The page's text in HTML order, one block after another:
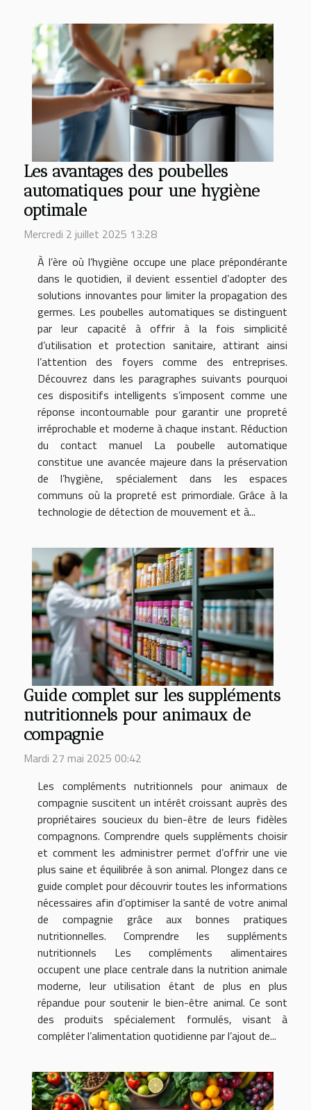
Les avantages des poubelles
automatiques pour une hygiène
optimale
Mercredi 2 juillet 2025 13:28
À l’ère où l’hygiène occupe une place prépondérante
dans le quotidien, il devient essentiel d’adopter des
solutions innovantes pour limiter la propagation des
germes. Les poubelles automatiques se distinguent
par leur capacité à offrir à la fois simplicité
d’utilisation et protection sanitaire, attirant ainsi
l’attention des foyers comme des entreprises.
Découvrez dans les paragraphes suivants pourquoi
ces dispositifs intelligents s’imposent comme une
réponse incontournable pour garantir une propreté
irréprochable et moderne à chaque instant. Réduction
du contact manuel La poubelle automatique
constitue une avancée majeure dans la préservation
de l’hygiène, spécialement dans les espaces
communs où la propreté est primordiale. Grâce à la
technologie de détection de mouvement et à...
Guide complet sur les suppléments
nutritionnels pour animaux de
compagnie
Mardi 27 mai 2025 00:42
Les compléments nutritionnels pour animaux de
compagnie suscitent un intérêt croissant auprès des
propriétaires soucieux du bien-être de leurs fidèles
compagnons. Comprendre quels suppléments choisir
et comment les administrer permet d’offrir une vie
plus saine et équilibrée à son animal. Plongez dans ce
guide complet pour découvrir toutes les informations
nécessaires afin d’optimiser la santé de votre animal
de compagnie grâce aux bonnes pratiques
nutritionnelles. Comprendre les suppléments
nutritionnels Les compléments alimentaires
occupent une place centrale dans la nutrition animale
moderne, leur utilisation étant de plus en plus
répandue pour soutenir le bien-être animal. Ce sont
des produits spécialement formulés, visant à
compléter l’alimentation quotidienne par l’ajout de...